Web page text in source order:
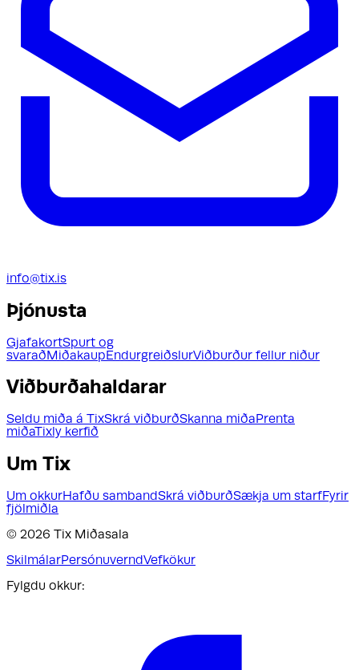
info@tix.is
Þjónusta
GjafakortSpurt og
svaraðMiðakaupEndurgreiðslurViðburður fellur niður
Viðburðahaldarar
Seldu miða á TixSkrá viðburðSkanna miðaPrenta
miðaTixly kerfið
Um Tix
Um okkurHafðu sambandSkrá viðburðSækja um starfFyrir
fjölmiðla
© 2026 Tix Miðasala
SkilmálarPersónuverndVefkökur
Fylgdu okkur: